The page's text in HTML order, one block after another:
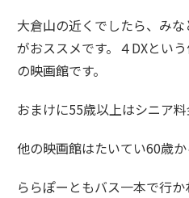
大倉山の近くでしたら、み
がおススメです。４DXとい
の映画館です。
おまけに55歳以上はシニア
他の映画館はたいてい60歳
ららぽーともバス一本で行